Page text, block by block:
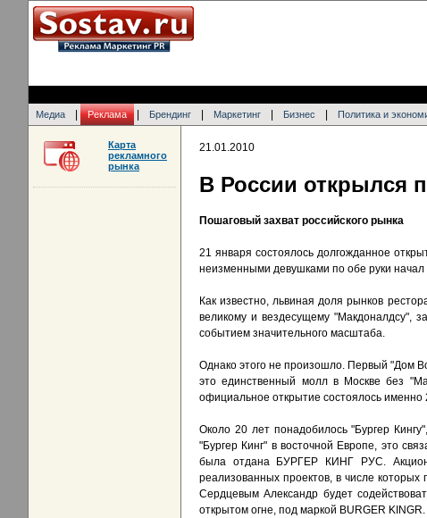
Медиа Реклама Брендинг Маркетинг Бизнес Политика и
21.01.2010
В России открылся
Пошаговый захват российского рынка
21 января состоялось долгожданное
неизменными девушками по обе руки начал
Как известно, львиная доля рынков
великому и вездесущему "Макдоналдсу",
событием значительного масштаба.
Однако этого не произошло. Первый "Дом
это единственный молл в Москве без
официальное открытие состоялось именно
Около 20 лет понадобилось "Бургер
"Бургер Кинг" в восточной Европе, это
была отдана БУРГЕР КИНГ РУС.
реализованных проектов, в числе
Сердцевым Александр будет
открытом огне, под маркой BURGER KINGR.
Карта
рекламного
рынка